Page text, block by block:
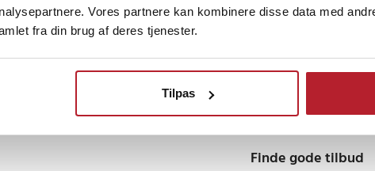
Vores partnere kan kombinere disse data med
fra din brug af deres tjenester.
Tilpas
Finde gode tilbud